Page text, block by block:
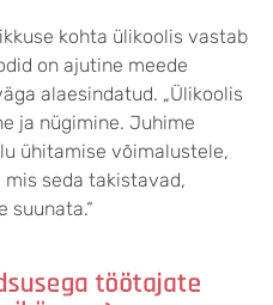
kohta ülikoolis vastab
on ajutine meede
alaesindatud. „Ülikoolis
ja nügimine. Juhime
ühitamise võimalustele,
seda takistavad,
suunata.“